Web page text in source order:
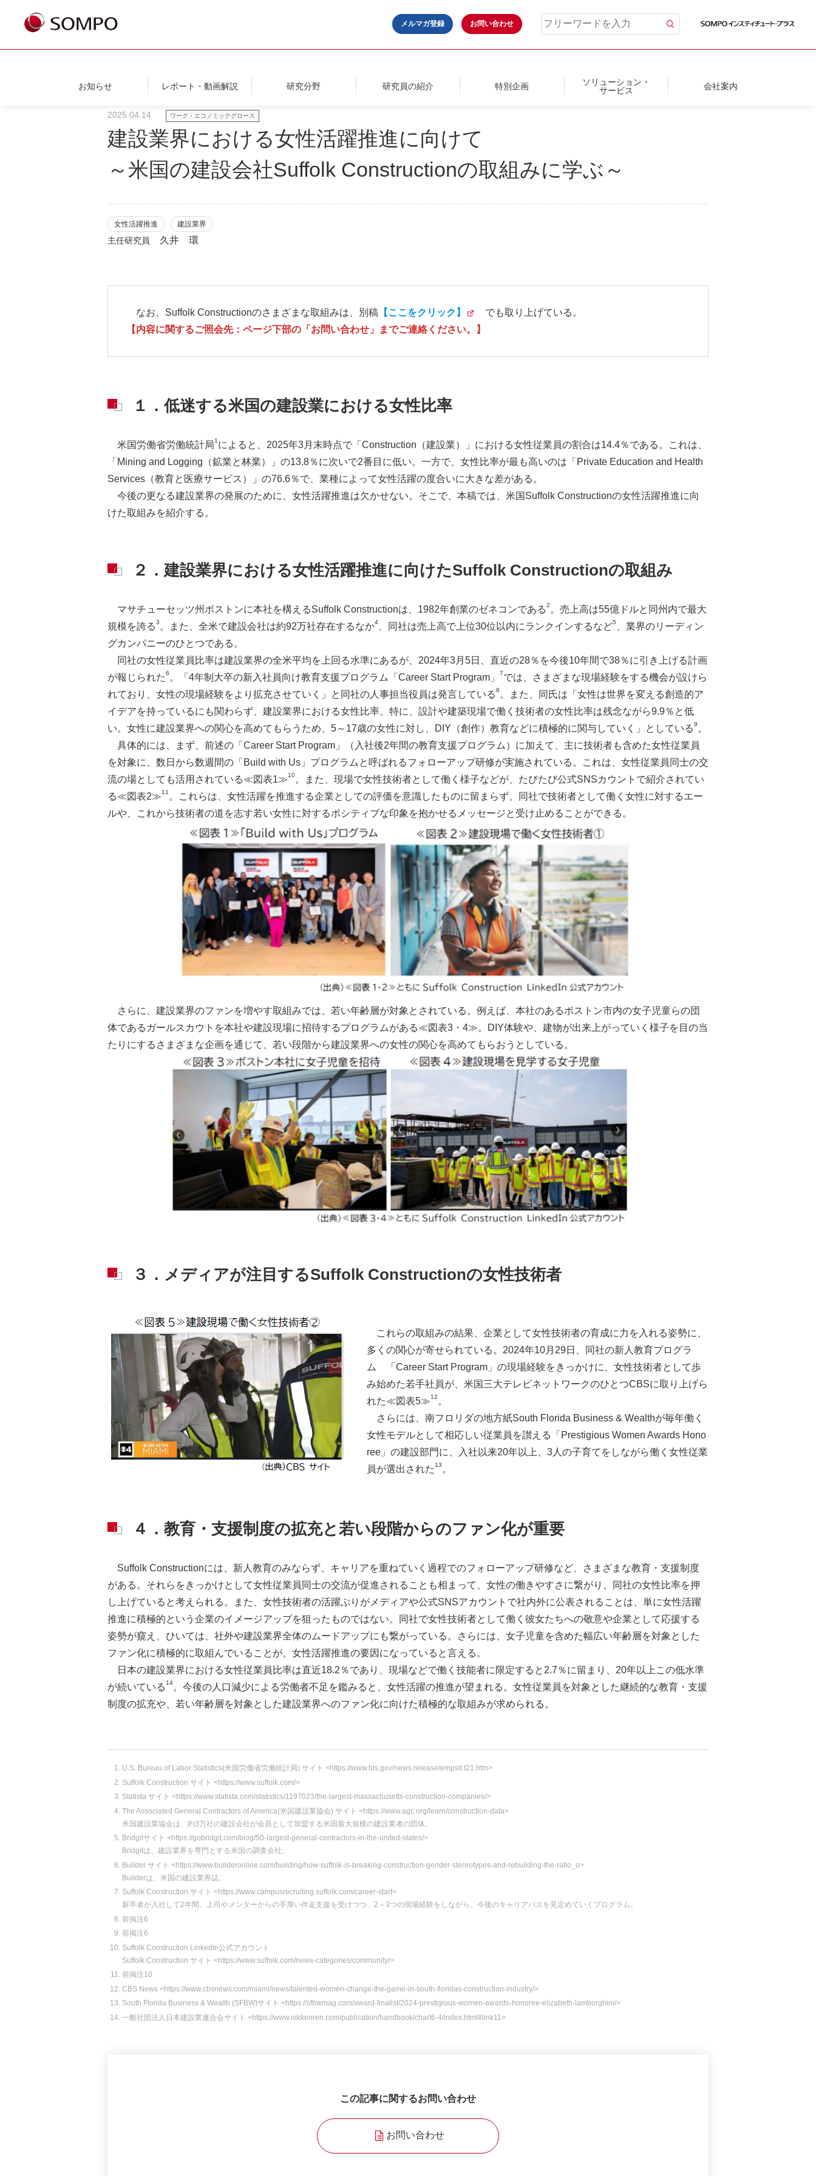
メルマガ登録 お問い合わせ
お知らせ レポート・動画解説 研究分野 研究員の紹介 特別企画
ソリューション・
サービス
会社案内
2025.04.14 ワーク・エコノミックグロース
建設業界における女性活躍推進に向けて
～米国の建設会社Suffolk Constructionの取組みに学ぶ～
女性活躍推進 建設業界
主任研究員 久井 環
なお、Suffolk Constructionのさまざまな取組みは、別稿 【ここをクリック】
でも取り上げている。
【内容に関するご照会先：ページ下部の「お問い合わせ」までご連絡ください。】
１．低迷する米国の建設業における女性比率
米国労働省労働統計局1 によると、2025年3月末時点で「Construction（建設業）」における女性従業員の割合は14.4％である。これは、
「Mining and Logging（鉱業と林業）」の13.8％に次いで2番目に低い。一方で、女性比率が最も高いのは「Private Education and Health
Services（教育と医療サービス）」の76.6％で、業種によって女性活躍の度合いに大きな差がある。
今後の更なる建設業界の発展のために、女性活躍推進は欠かせない。そこで、本稿では、米国Suffolk Constructionの女性活躍推進に向
けた取組みを紹介する。
２．建設業界における女性活躍推進に向けたSuffolk Constructionの取組み
マサチューセッツ州ボストンに本社を構えるSuffolk Constructionは、1982年創業のゼネコンである2 。売上高は55億ドルと同州内で最大
規模を誇る3 。また、全米で建設会社は約92万社存在するなか4 、同社は売上高で上位30位以内にランクインするなど5
、業界のリーディン
グカンパニーのひとつである。
同社の女性従業員比率は建設業界の全米平均を上回る水準にあるが、2024年3月5日、直近の28％を今後10年間で38％に引き上げる計画
が報じられた6 。「4年制大卒の新入社員向け教育支援プログラム「Career Start Program」 7では、さまざまな現場経験をする機会が設けら
れており、女性の現場経験をより拡充させていく」と同社の人事担当役員は発言している8 。また、同氏は「女性は世界を変える創造的ア
イデアを持っているにも関わらず、建設業界における女性比率、特に、設計や建築現場で働く技術者の女性比率は残念ながら9.9％と低
い。女性に建設業界への関心を高めてもらうため、5～17歳の女性に対し、DIY（創作）教育などに積極的に関与していく」としている9 。
具体的には、まず、前述の「Career Start Program」（入社後2年間の教育支援プログラム）に加えて、主に技術者も含めた女性従業員
を対象に、数日から数週間の「Build with Us」プログラムと呼ばれるフォローアップ研修が実施されている。これは、女性従業員同士の交
流の場としても活用されている≪図表1≫10。また、現場で女性技術者として働く様子などが、たびたび公式SNSカウントで紹介されてい
る≪図表2≫11 。これらは、女性活躍を推進する企業としての評価を意識したものに留まらず、同社で技術者として働く女性に対するエー
ルや、これから技術者の道を志す若い女性に対するポシティブな印象を抱かせるメッセージと受け止めることができる。
さらに、建設業界のファンを増やす取組みでは、若い年齢層が対象とされている。例えば、本社のあるボストン市内の女子児童らの団
体であるガールスカウトを本社や建設現場に招待するプログラムがある≪図表3・4≫。DIY体験や、建物が出来上がっていく様子を目の当
たりにするさまざまな企画を通じて、若い段階から建設業界への女性の関心を高めてもらおうとしている。
３．メディアが注目するSuffolk Constructionの女性技術者
これらの取組みの結果、企業として女性技術者の育成に力を入れる姿勢に、
多くの関心が寄せられている。2024年10月29日、同社の新人教育プログラ
ム 「Career Start Program」の現場経験をきっかけに、女性技術者として歩
み始めた若手社員が、米国三大テレビネットワークのひとつCBSに取り上げら
れた≪図表5≫12 。
さらには、南フロリダの地方紙South Florida Business & Wealthが毎年働く
女性モデルとして相応しい従業員を讃える「Prestigious Women Awards Hono
ree」の建設部門に、入社以来20年以上、3人の子育てをしながら働く女性従業
員が選出された 13 。
４．教育・支援制度の拡充と若い段階からのファン化が重要
Suffolk Constructionには、新人教育のみならず、キャリアを重ねていく過程でのフォローアップ研修など、さまざまな教育・支援制度
がある。それらをきっかけとして女性従業員同士の交流が促進されることも相まって、女性の働きやすさに繋がり、同社の女性比率を押
し上げていると考えられる。また、女性技術者の活躍ぶりがメディアや公式SNSアカウントで社内外に公表されることは、単に女性活躍
推進に積極的という企業のイメージアップを狙ったものではない。同社で女性技術者として働く彼女たちへの敬意や企業として応援する
姿勢が窺え、ひいては、社外や建設業界全体のムードアップにも繋がっている。さらには、女子児童を含めた幅広い年齢層を対象とした
ファン化に積極的に取組んでいることが、女性活躍推進の要因になっていると言える。
日本の建設業界における女性従業員比率は直近18.2％であり、現場などで働く技能者に限定すると2.7％に留まり、20年以上この低水準
が続いている 14。今後の人口減少による労働者不足を鑑みると、女性活躍の推進が望まれる。女性従業員を対象とした継続的な教育・支援
制度の拡充や、若い年齢層を対象とした建設業界へのファン化に向けた積極的な取組みが求められる。
U.S. Bureau of Labor Statistics(米国労働省労働統計局) サイト <https://www.bls.gov/news.release/empsit.t21.htm>
Suffolk Construction サイト <https://www.suffolk.com/>
Statista サイト <https://www.statista.com/statistics/1197023/the-largest-massachusetts-construction-companies/>
The Associated General Contractors of America(米国建設業協会) サイト <https://www.agc.org/learn/construction-data>
米国建設業協会は、約3万社の建設会社が会員として加盟する米国最大規模の建設業者の団体。
Bridgitサイト <https://gobridgit.com/blog/50-largest-general-contractors-in-the-united-states/>
Bridgitは、建設業界を専門とする米国の調査会社。
Builder サイト <https://www.builderonline.com/building/how-suffolk-is-breaking-construction-gender-stereotypes-and-rebuilding-the-ratio_o>
Builderは、米国の建設業界誌。
Suffolk Construction サイト <https://www.campusrecruiting.suffolk.com/career-start>
新卒者が入社して2年間、上司やメンターからの手厚い伴走支援を受けつつ、2～3つの現場経験をしながら、今後のキャリアパスを見定めていくプログラム。
前掲注6
前掲注6
Suffolk Construction LinkedIn公式アカウント
Suffolk Construction サイト <https://www.suffolk.com/news-categories/community/>
前掲注10
CBS News <https://www.cbsnews.com/miami/news/talented-women-change-the-game-in-south-floridas-construction-industry/>
South Florida Business & Wealth (SFBW)サイト <https://sfbwmag.com/award-finalist/2024-prestigious-women-awards-honoree-elizabeth-lamborghini/>
一般社団法人日本建設業連合会サイト <https://www.nikkenren.com/publication/handbook/chart6-4/index.html#link11>
この記事に関するお問い合わせ
お問い合わせ